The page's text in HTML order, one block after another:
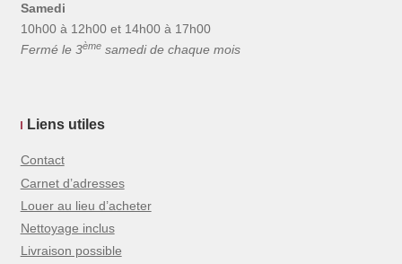
Samedi
10h00 à 12h00 et 14h00 à 17h00
Fermé le 3èmesamedi de chaque mois
Liens utiles
Contact
Carnet d’adresses
Louer au lieu d’acheter
Nettoyage inclus
Livraison possible